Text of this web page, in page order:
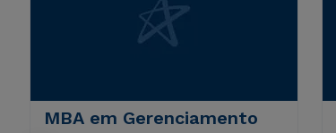
MBA em Gerenciamento